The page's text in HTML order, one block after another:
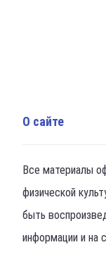
О сайте
Все материалы
физической
быть
информации и на